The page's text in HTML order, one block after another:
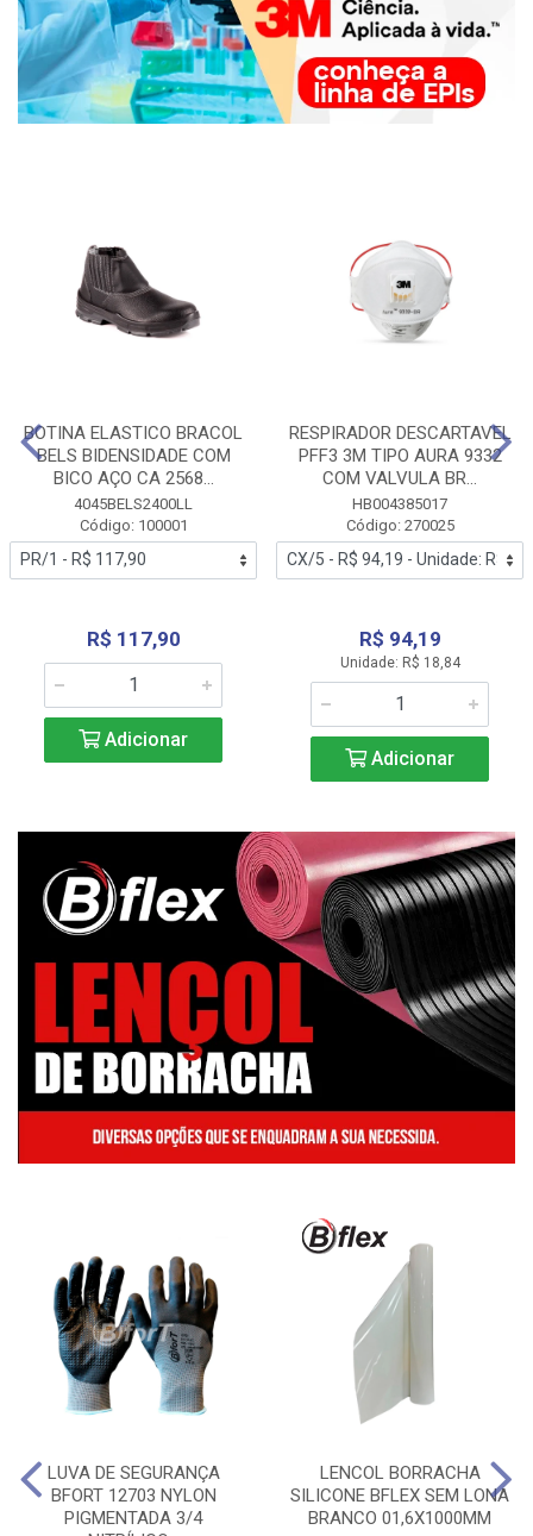
BOTINA ELASTICO BRACOL
BELS BIDENSIDADE COM
BICO AÇO CA 2568...
4045BELS2400LL
Código: 100001
R$ 117,90
Adicionar
RESPIRADOR DESCARTAVEL
PFF3 3M TIPO AURA 9332
COM VALVULA BR...
HB004385017
Código: 270025
R$ 94,19
Unidade: R$ 18,84
Adicionar
LUVA DE SEGURANÇA
BFORT 12703 NYLON
PIGMENTADA 3/4
LENCOL BORRACHA
SILICONE BFLEX SEM LONA
BRANCO 01,6X1000MM